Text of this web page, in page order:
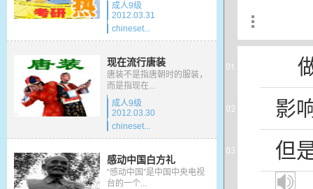
成人9级
2012.03.31
chineset...
现在流行唐装
唐装不是指唐朝时的服装，
而是指现在...
成人9级
2012.03.30
chineset...
感动中国白方礼
“感动中国”是中国中央电视
台的一个...
影
但